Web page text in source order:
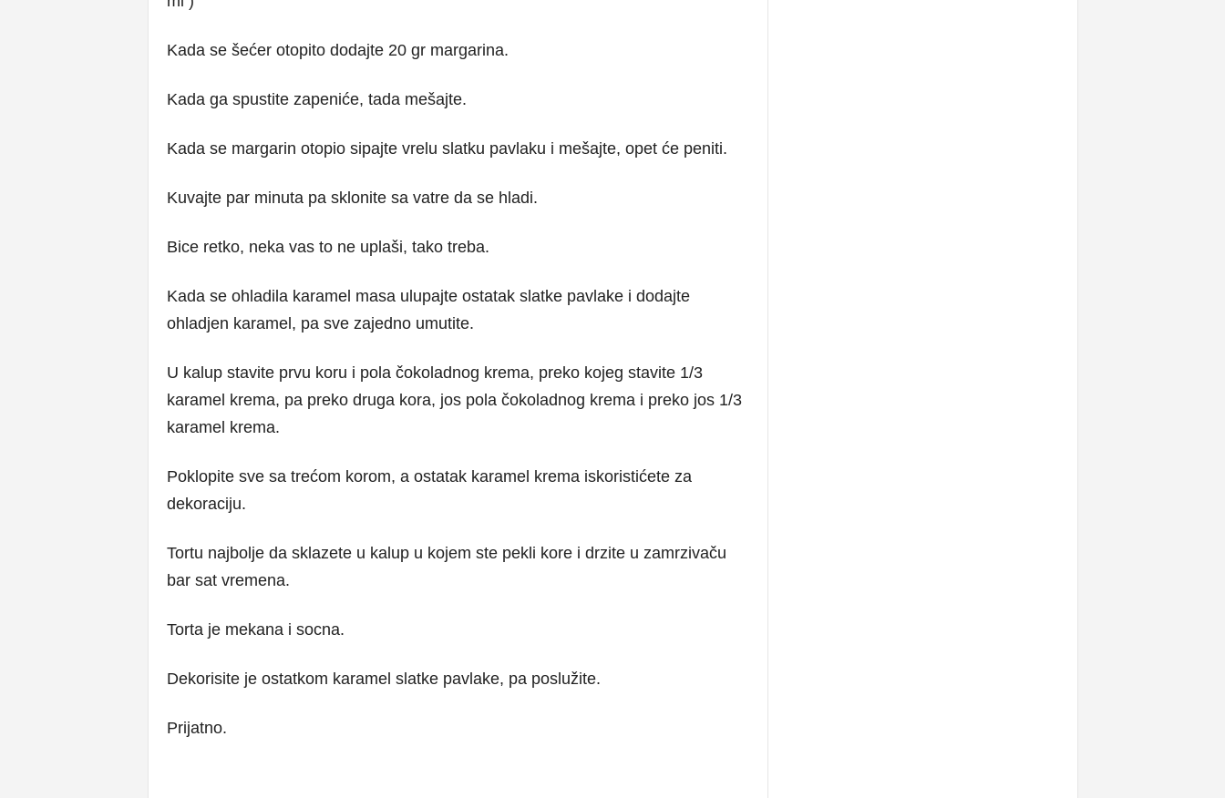
Kada se šećer otopito dodajte 20 gr margarina.
Kada ga spustite zapeniće, tada mešajte.
Kada se margarin otopio sipajte vrelu slatku pavlaku i mešajte, opet će peniti.
Kuvajte par minuta pa sklonite sa vatre da se hladi.
Bice retko, neka vas to ne uplaši, tako treba.
Kada se ohladila karamel masa ulupajte ostatak slatke pavlake i dodajte
ohladjen karamel, pa sve zajedno umutite.
U kalup stavite prvu koru i pola čokoladnog krema, preko kojeg stavite 1/3
karamel krema, pa preko druga kora, jos pola čokoladnog krema i preko jos 1/3
karamel krema.
Poklopite sve sa trećom korom, a ostatak karamel krema iskoristićete za
dekoraciju.
Tortu najbolje da sklazete u kalup u kojem ste pekli kore i drzite u zamrzivaču
bar sat vremena.
Torta je mekana i socna.
Dekorisite je ostatkom karamel slatke pavlake, pa poslužite.
Prijatno.